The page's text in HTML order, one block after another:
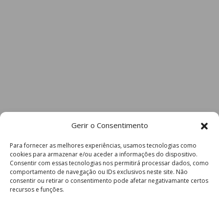
Gerir o Consentimento
Para fornecer as melhores experiências, usamos tecnologias como
cookies para armazenar e/ou aceder a informações do dispositivo.
Consentir com essas tecnologias nos permitirá processar dados, como
comportamento de navegação ou IDs exclusivos neste site. Não
consentir ou retirar o consentimento pode afetar negativamante certos
recursos e funções.